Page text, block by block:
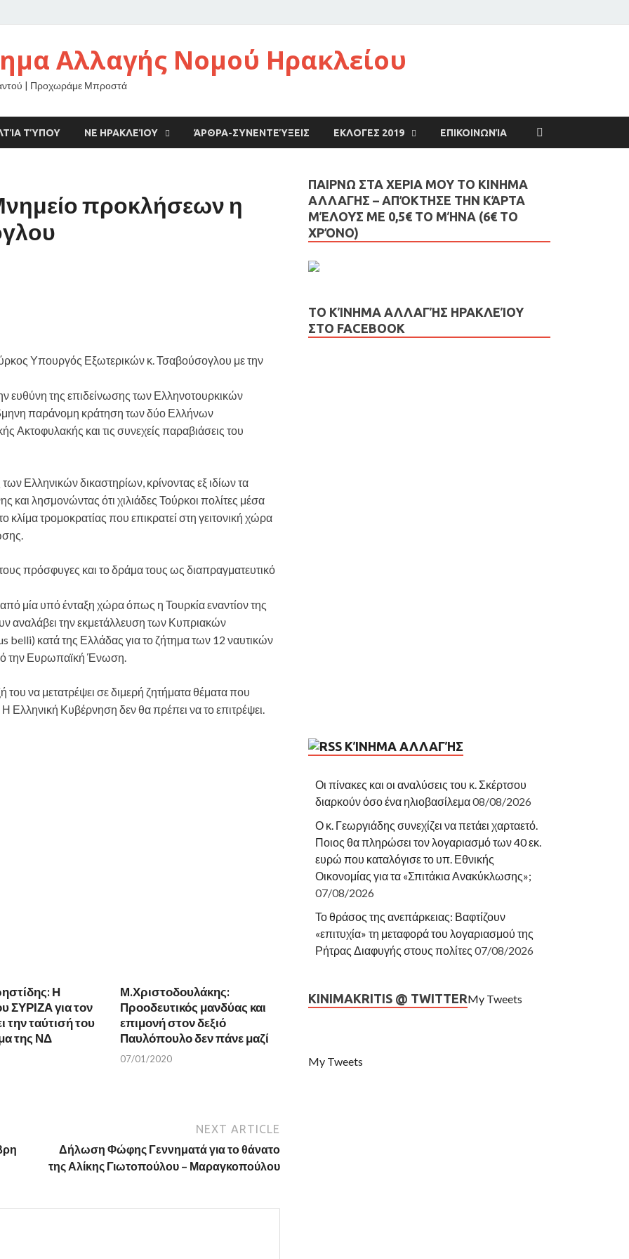
Αλλαγής Νομού Ηρακλείου
| Προχωράμε Μπροστά
ΤΎΠΟΥ ΝΕ ΗΡΑΚΛΕΊΟΥ ΆΡΘΡΑ-ΣΥΝΕΝΤΕΎΞΕΙΣ ΕΚΛΟΓΕΣ 2019 ΕΠΙΚΟΙΝΩΝΊΑ
προκλήσεων η
Υπουργός Εξωτερικών κ. Τσαβούσογλου με την
ευθύνη της επιδείνωσης των Ελληνοτουρκικών
παράνομη κράτηση των δύο Ελλήνων
Ακτοφυλακής και τις συνεχείς παραβιάσεις του
Ελληνικών δικαστηρίων, κρίνοντας εξ ιδίων τα
και λησμονώντας ότι χιλιάδες Τούρκοι πολίτες μέσα
τρομοκρατίας που επικρατεί στη γειτονική χώρα
πρόσφυγες και το δράμα τους ως διαπραγματευτικό
μία υπό ένταξη χώρα όπως η Τουρκία εναντίον της
αναλάβει την εκμετάλλευση των Κυπριακών
belli) κατά της Ελλάδας για το ζήτημα των 12 ναυτικών
την Ευρωπαϊκή Ένωση.
να μετατρέψει σε διμερή ζητήματα θέματα που
Κυβέρνηση δεν θα πρέπει να το επιτρέψει.
Η
ΣΥΡΙΖΑ για τον
την ταύτισή του
της ΝΔ
Μ.Χριστοδουλάκης:
Προοδευτικός μανδύας και
επιμονή στον δεξιό
Παυλόπουλο δεν πάνε μαζί
07/01/2020
NEXT ARTICLE
Δήλωση Φώφης Γεννηματά για το θάνατο
της Αλίκης Γιωτοπούλου – Μαραγκοπούλου
ΠΑΙΡΝΩ ΣΤΑ ΧΕΡΙΑ ΜΟΥ ΤΟ ΚΙΝΗΜΑ
ΑΛΛΑΓΗΣ – AΠΌΚΤΗΣΕ ΤΗΝ ΚΆΡΤΑ
ΜΈΛΟΥΣ ΜΕ 0,5€ ΤΟ ΜΉΝΑ (6€ ΤΟ
ΧΡΌΝΟ)
ΤΟ ΚΊΝΗΜΑ ΑΛΛΑΓΉΣ ΗΡΑΚΛΕΊΟΥ
ΣΤΟ FACEBOOK
ΚΊΝΗΜΑ ΑΛΛΑΓΉΣ
Οι πίνακες και οι αναλύσεις του κ. Σκέρτσου
διαρκούν όσο ένα ηλιοβασίλεμα08/08/2026
Ο κ. Γεωργιάδης συνεχίζει να πετάει χαρταετό.
Ποιος θα πληρώσει τον λογαριασμό των 40 εκ.
ευρώ που καταλόγισε το υπ. Εθνικής
Οικονομίας για τα «Σπιτάκια Ανακύκλωσης»;
07/08/2026
Το θράσος της ανεπάρκειας: Βαφτίζουν
«επιτυχία» τη μεταφορά του λογαριασμού της
Ρήτρας Διαφυγής στους πολίτες 07/08/2026
KINIMAKRITIS @ TWITTERMy Tweets
My Tweets